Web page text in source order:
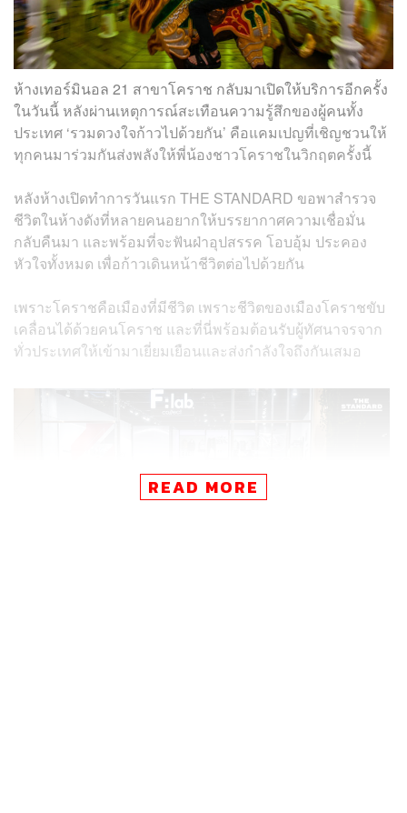
ห้างเทอร์มินอล 21 สาขาโคราช กลับมาเปิดให้บริการอีกครั้ง
ในวันนี้ หลังผ่านเหตุการณ์สะเทือนความรู้สึกของผู้คนทั้ง
ประเทศ ‘รวมดวงใจก้าวไปด้วยกัน’ คือแคมเปญที่เชิญชวนให้
ทุกคนมาร่วมกันส่งพลังให้พี่น้องชาวโคราชในวิกฤตครั้งนี้
หลังห้างเปิดทำการวันแรก THE STANDARD ขอพาสำรวจ
ชีวิตในห้างดังที่หลายคนอยากให้บรรยากาศความเชื่อมั่น
กลับคืนมา และพร้อมที่จะฟันฝ่าอุปสรรค โอบอุ้ม ประคอง
หัวใจทั้งหมด เพื่อก้าวเดินหน้าชีวิตต่อไปด้วยกัน
เพราะโคราชคือเมืองที่มีชีวิต เพราะชีวิตของเมืองโคราชขับ
เคลื่อนได้ด้วยคนโคราช และที่นี่พร้อมต้อนรับผู้ทัศนาจรจาก
ทั่วประเทศให้เข้ามาเยี่ยมเยือนและส่งกำลังใจถึงกันเสมอ
READ MORE